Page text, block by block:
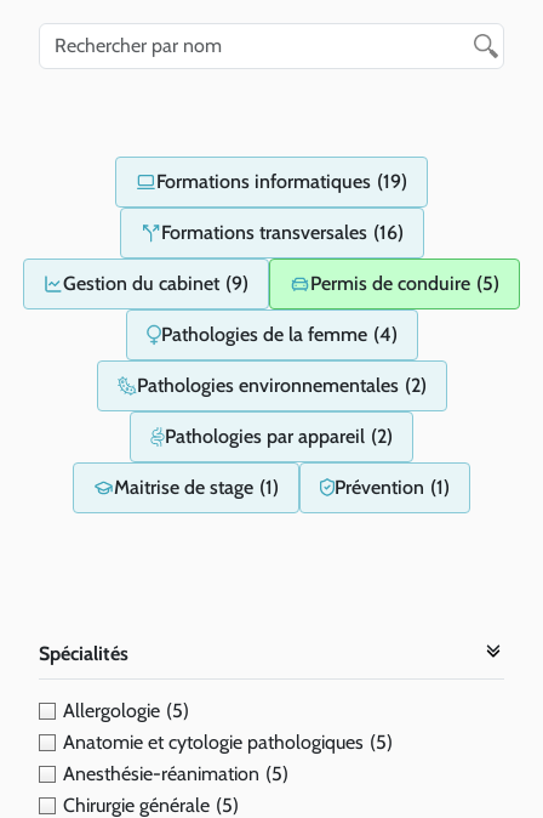
Formations informatiques (19)
Formations transversales (16)
Gestion du cabinet (9) Permis de conduire (5)
Pathologies de la femme (4)
Pathologies environnementales (2)
Pathologies par appareil (2)
Maitrise de stage (1) Prévention (1)
Spécialités
Allergologie (5)
Anatomie et cytologie pathologiques (5)
Anesthésie-réanimation (5)
Chirurgie générale (5)